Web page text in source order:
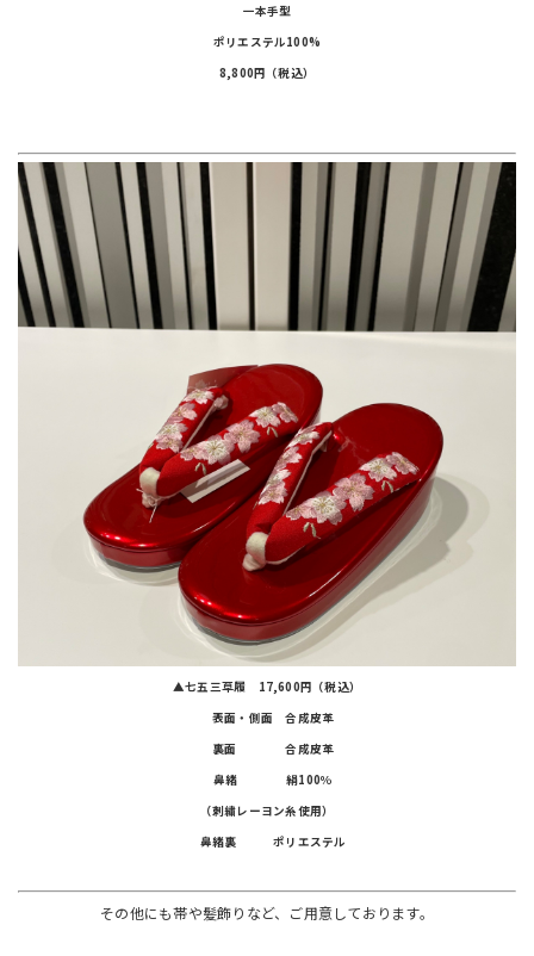
一本手型
ポリエステル100%
8,800円（税込）
▲七五三草履 17,600円（税込）
表面・側面 合成皮革
裏面 合成皮革
鼻緒 絹100％
（刺繍レーヨン糸使用）
鼻緒裏 ポリエステル
その他にも帯や髪飾りなど、ご用意しております。